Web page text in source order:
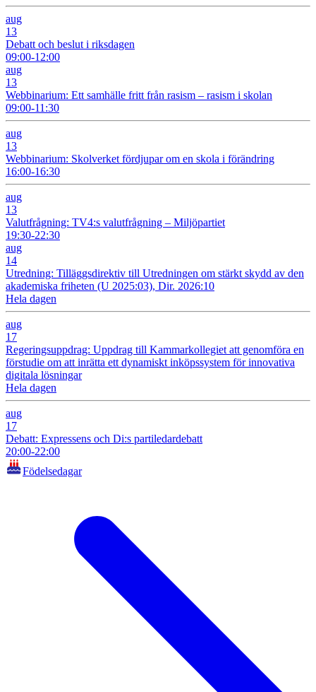
aug
13
Debatt och beslut i riksdagen
09:00-12:00
aug
13
Webbinarium: Ett samhälle fritt från rasism – rasism i skolan
09:00-11:30
aug
13
Webbinarium: Skolverket fördjupar om en skola i förändring
16:00-16:30
aug
13
Valutfrågning: TV4:s valutfrågning – Miljöpartiet
19:30-22:30
aug
14
Utredning: Tilläggsdirektiv till Utredningen om stärkt skydd av den
akademiska friheten (U 2025:03), Dir. 2026:10
Hela dagen
aug
17
Regeringsuppdrag: Uppdrag till Kammarkollegiet att genomföra en
förstudie om att inrätta ett dynamiskt inköpssystem för innovativa
digitala lösningar
Hela dagen
aug
17
Debatt: Expressens och Di:s partiledardebatt
20:00-22:00
Födelsedagar